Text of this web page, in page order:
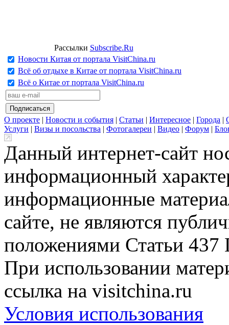
Рассылки Subscribe.Ru
Новости Китая от портала VisitChina.ru
Всё об отдыхе в Китае от портала VisitChina.ru
Всё о Китае от портала VisitChina.ru
О проекте | Новости и события | Статьи | Интересное | Города |
Услуги | Визы и посольства | Фотогалереи | Видео | Форум |
Данный интернет-сайт
информационный
информационные
сайте, не являются
положениями Статьи 437
При использовании
ссылка на visitchina.ru
Условия использования